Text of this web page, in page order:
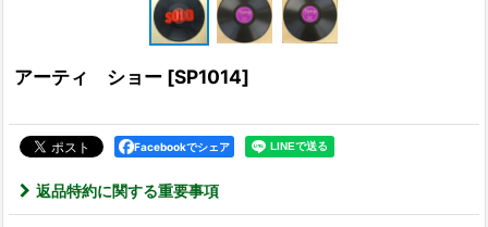
アーティ ショー [SP1014]
Facebookでシェア
返品特約に関する重要事項